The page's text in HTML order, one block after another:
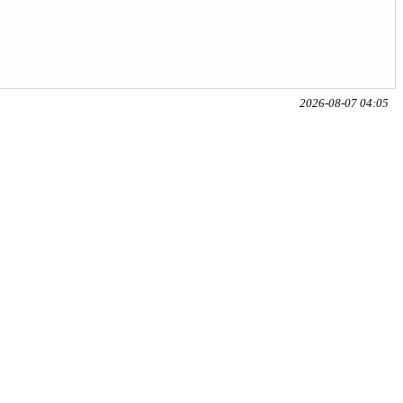
2026-08-07 04:05